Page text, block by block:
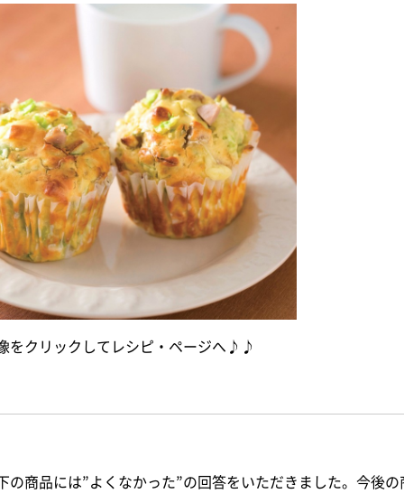
をクリックしてレシピ・ページへ♪♪
の商品には”よくなかった”の回答をいただきました。今後